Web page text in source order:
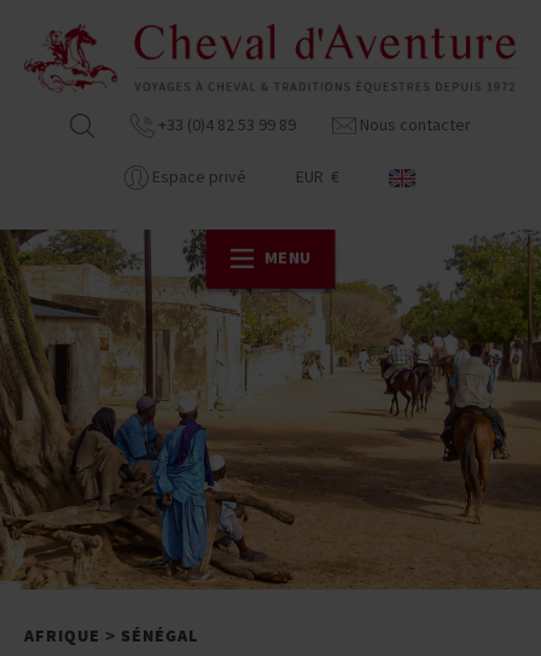
+33 (0)4 82 53 99 89 Nous contacter
Espace privé EUR €
MENU
AFRIQUE > SÉNÉGAL